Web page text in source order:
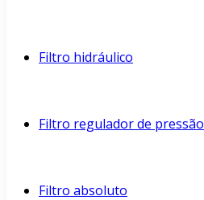
Filtro hidráulico
Filtro regulador de pressão
Filtro absoluto